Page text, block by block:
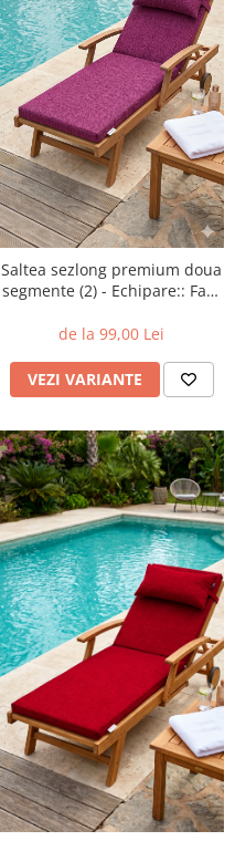
Saltea sezlong premium doua
segmente (2) - Echipare:: Fara
de la 99,00 Lei
VEZI VARIANTE